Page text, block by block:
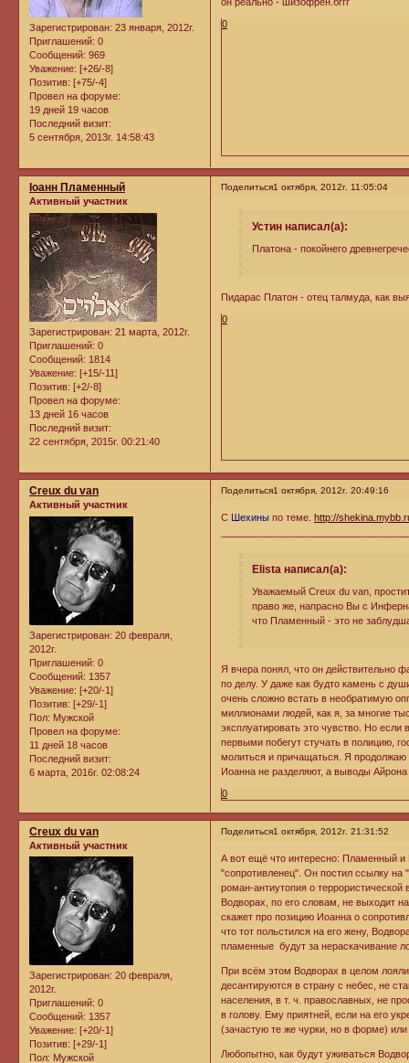
Зарегистрирован: 23 января, 2012г.
Приглашений: 0
Сообщений: 969
Уважение: [+26/-8]
Позитив: [+75/-4]
Провел на форуме:
19 дней 19 часов
Последний визит:
5 сентября, 2013г. 14:58:43
0
Поделиться1 октября, 2012г. 11:05:04
Iоанн Пламенный
Активный участник
Зарегистрирован: 21 марта, 2012г.
Приглашений: 0
Сообщений: 1814
Уважение: [+15/-11]
Позитив: [+2/-8]
Провел на форуме:
13 дней 16 часов
Последний визит:
22 сентября, 2015г. 00:21:40
Устин написал(а):
Платона - покойнего
Пидарас Платон - отец талмуда, как
0
Поделиться1 октября, 2012г. 20:49:16
Creux du van
Активный участник
Зарегистрирован: 20 февраля,
2012г.
Приглашений: 0
Сообщений: 1357
Уважение: [+20/-1]
Позитив: [+29/-1]
Пол: Мужской
Провел на форуме:
11 дней 18 часов
Последний визит:
6 марта, 2016г. 02:08:24
С Шехины по теме.http://
Elista написал(а):
Уважаемый Creux du van,
право же, напрасно Вы с
что Пламенный - это не
Я вчера понял, что он действительно
по делу. У даже как будто камень с
очень сложно встать в необратимую
миллионами людей, как я, за многие
эксплуатировать это чувство. Но
первыми побегут стучать в полицию,
молиться и причащаться. Я продолжаю
Иоанна не разделяют, а выводы
0
Поделиться1 октября, 2012г. 21:31:52
Creux du van
Активный участник
Зарегистрирован: 20 февраля,
2012г.
Приглашений: 0
Сообщений: 1357
Уважение: [+20/-1]
Позитив: [+29/-1]
Пол: Мужской
А вот ещё что интересно: Пламенный и
"сопротивленец". Он постил ссылку
роман-антиутопия о террористической
Водворах, по его словам, не выходит
скажет про позицию Иоанна о
что тот польстился на его жену,
пламенные будут за нераскачивание
При всём этом Водворах в целом
десантируются в страну с небес, не
населения, в т. ч. православных, не
в голову. Ему приятней, если на его
(зачастую те же чурки, но в форме)
Любопытно, как будут уживаться